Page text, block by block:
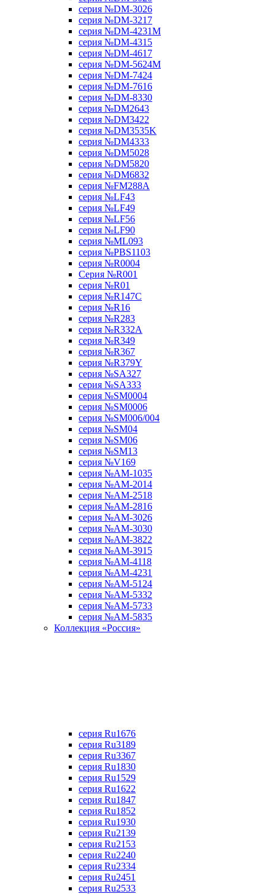
серия №DM-3026
серия №DM-3217
серия №DM-4231M
серия №DM-4315
серия №DM-4617
серия №DM-5624M
серия №DM-7424
серия №DM-7616
серия №DM-8330
серия №DM2643
серия №DM3422
серия №DM3535K
серия №DM4333
серия №DM5028
серия №DM5820
серия №DM6832
серия №FM288A
серия №LF43
серия №LF49
серия №LF56
серия №LF90
серия №ML093
серия №PBS1103
серия №R0004
Серия №R001
серия №R01
серия №R147C
серия №R16
серия №R283
серия №R332A
серия №R349
серия №R367
серия №R379Y
серия №SA327
серия №SA333
серия №SM0004
серия №SM0006
серия №SM006/004
серия №SM04
серия №SM06
серия №SM13
серия №V169
серия №АМ-1035
серия №АМ-2014
серия №АМ-2518
серия №АМ-2816
серия №АМ-3026
серия №АМ-3030
серия №АМ-3822
серия №АМ-3915
серия №АМ-4118
серия №АМ-4231
серия №АМ-5124
серия №АМ-5332
серия №АМ-5733
серия №АМ-5835
Коллекция «Россия»
серия Ru1676
серия Ru3189
серия Ru3367
cерия Ru1830
серия Ru1529
серия Ru1622
серия Ru1847
серия Ru1852
серия Ru1930
серия Ru2139
серия Ru2153
серия Ru2240
серия Ru2334
серия Ru2451
серия Ru2533